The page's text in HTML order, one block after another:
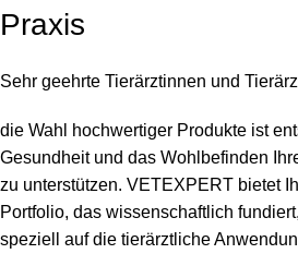
Praxis
Sehr geehrte Tierärztinnen und
die Wahl hochwertiger Produkte ist
Gesundheit und das Wohlbefinden
zu unterstützen. VETEXPERT bietet
Portfolio, das wissenschaftlich
speziell auf die tierärztliche